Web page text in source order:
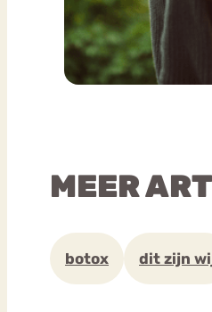
MEER
botox dit zijn